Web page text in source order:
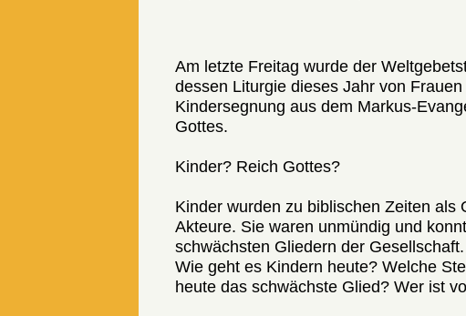
Am letzte Freitag wurde der
dessen Liturgie dieses Jahr von
Kindersegnung aus dem Markus-
Gottes.
Kinder? Reich Gottes?
Kinder wurden zu biblischen Zeiten
Akteure. Sie waren unmündig und
schwächsten Gliedern der
Wie geht es Kindern heute? Welche
heute das schwächste Glied? Wer ist